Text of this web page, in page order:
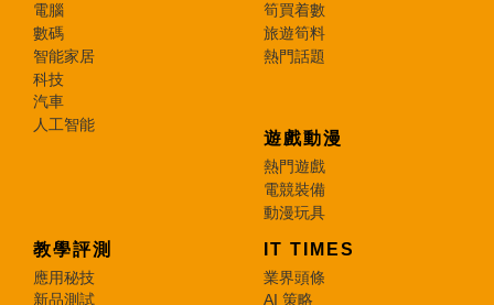
電腦
數碼
智能家居
科技
汽車
人工智能
筍買着數
旅遊筍料
熱門話題
遊戲動漫
熱門遊戲
電競裝備
動漫玩具
教學評測
應用秘技
新品測試
IT TIMES
業界頭條
AI 策略